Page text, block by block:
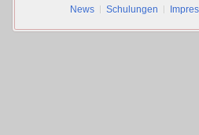
News Schulungen